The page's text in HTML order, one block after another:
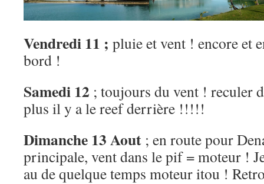
Vendredi 11 ; pluie et vent ! encore et
bord !
Samedi 12 ; toujours du vent ! reculer
plus il y a le reef derrière !!!!!
Dimanche 13 Aout ; en route pour
principale, vent dans le pif = moteur !
au de quelque temps moteur itou !